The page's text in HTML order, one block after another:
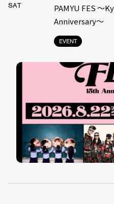
SAT
EVENT
PAMYU FES 〜
Anniversary〜